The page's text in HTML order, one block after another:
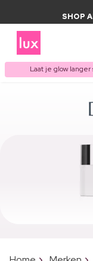
SHOP
Laat je glow